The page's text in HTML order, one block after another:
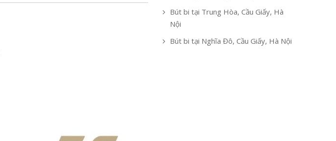
Bút bi tại Trung Hòa, Cầu Giấy, Hà
Nội
Bút bi tại Nghĩa Đô, Cầu Giấy, Hà Nội